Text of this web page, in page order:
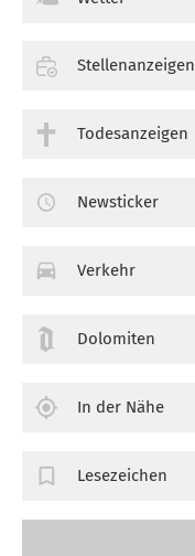
Stellenanzeigen
Todesanzeigen
Newsticker
Verkehr
Dolomiten
In der Nähe
Lesezeichen